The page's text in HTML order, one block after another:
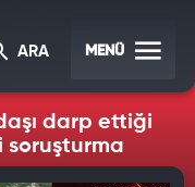
ARA MENÜ
darp ettiği
soruşturma